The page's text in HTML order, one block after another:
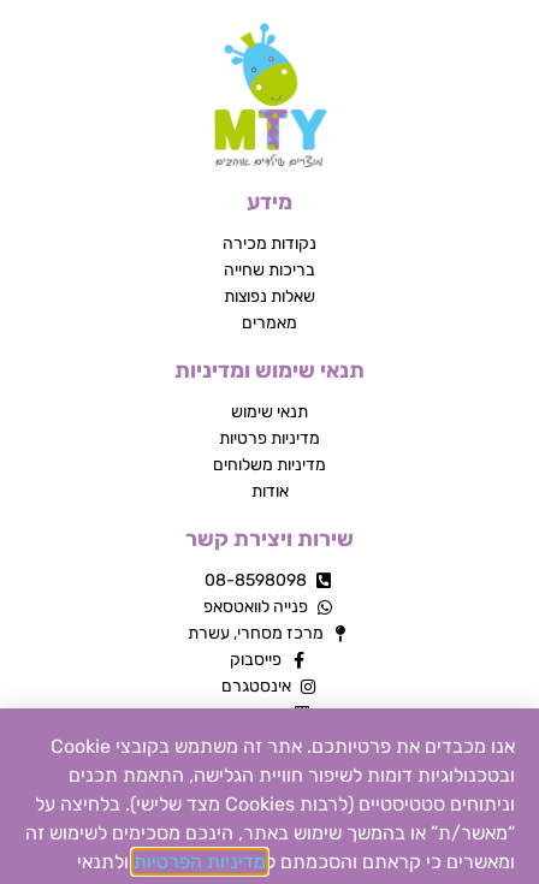
0
מידע
נקודות מכירה
בריכות שחייה
שאלות נפוצות
מאמרים
תנאי שימוש ומדיניות
תנאי שימוש
מדיניות פרטיות
מדיניות משלוחים
אודות
שירות ויצירת קשר
08-8598098
פנייה לוואטסאפ
מרכז מסחרי, עשרת
פייסבוק
אינסטגרם
צור קשר
כל הזכויות שמורות © 2026 | MTY מוצרים שילדים אוהבים
הקנייה באתר זה מאובטחת
אנו מכבדים את פרטיותכם. אתר זה משתמש בקובצי Cookie
ובטכנולוגיות דומות לשיפור חוויית הגלישה, התאמת תכנים
וניתוחים סטטיסטיים (לרבות Cookies מצד שלישי). בלחיצה על
“מאשר/ת” או בהמשך שימוש באתר, הינכם מסכימים לשימוש זה
ומאשרים כי קראתם והסכמתם ל מדיניות הפרטיות ולתנאי